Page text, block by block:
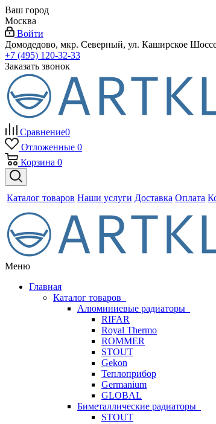
Ваш город
Москва
Войти
Домодедово, мкр. Северный, ул. Каширское
+7 (495) 120-32-33
Заказать звонок
Сравнение0
Отложенные 0
Корзина 0
Каталог товаров Наши услуги Доставка Оплата
Меню
Главная
Каталог товаров
Алюминиевые радиаторы
RIFAR
Royal Thermo
ROMMER
STOUT
Gekon
Теплоприбор
Germanium
GLOBAL
Биметаллические радиаторы
STOUT